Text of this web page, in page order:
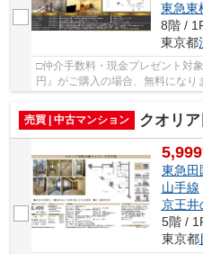
東急東
8階 /
東京都
□仲介手数料・現金プレゼント対
円』がご購入の場合、無料にな
売買 | 中古マンション
クオリア目黒大橋ウ
5,999
東急田
山手線
京王井
5階 /
東京都